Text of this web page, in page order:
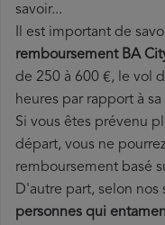
savoir...
Il est important de
remboursement BA
de 250 à 600 €, le vol
heures par rapport à
Si vous êtes prévenu
départ, vous ne
remboursement basé
D'autre part, selon nos
personnes qui